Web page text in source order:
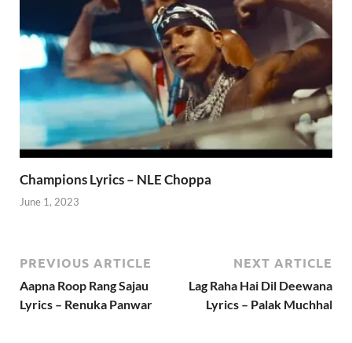
Champions Lyrics – NLE Choppa
June 1, 2023
PREVIOUS ARTICLE
Aapna Roop Rang Sajau
Lyrics – Renuka Panwar
NEXT ARTICLE
Lag Raha Hai Dil Deewana
Lyrics – Palak Muchhal